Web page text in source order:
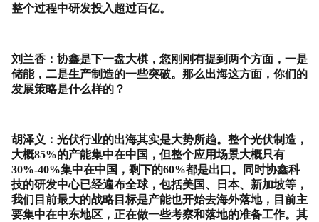
整个过程中研发投入超过百亿。
刘兰香：协鑫是下一盘大棋，您刚刚有提到两个方面，一是
储能，二是生产制造的一些突破。那么出海这方面，你们的
发展策略是什么样的？
胡泽义：光伏行业的出海其实是大势所趋。整个光伏制造，
大概85%的产能集中在中国，但整个应用场景大概只有
30%-40%集中在中国，剩下的60%都是出口。同时协鑫科
技的研发中心已经遍布全球，包括美国、日本、新加坡等，
我们目前最大的战略目标是产能也开始去海外落地，目前主
要集中在中东地区，正在做一些考察和落地的准备工作。其